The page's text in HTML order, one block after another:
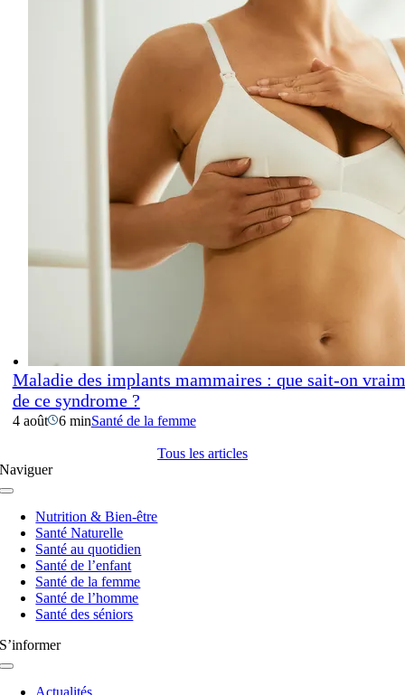
Maladie des implants mammaires : que sait-on
de ce syndrome ?
4 août 6 minSanté de la femme
Tous les articles
Naviguer
Navigation
basculeNutrition & Bien-être
Santé Naturelle
Santé au quotidien
Santé de l’enfant
Santé de la femme
Santé de l’homme
Santé des séniors
S’informer
Navigation
Actualités